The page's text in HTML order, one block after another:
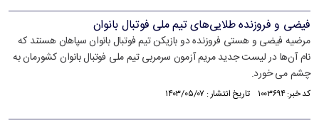
فیضی و فروزنده طلایی‌های تیم ملی فوتبال بانوان
مرضیه فیضی و هستی فروزنده دو بازیکن تیم فوتبال بانوان سپاهان هستند که
نام آن‌ها در لیست جدید مریم آزمون سرمربی تیم ملی فوتبال بانوان کشورمان به
چشم می خورد.
کد خبر: ۱۰۰۳۶۹۴ تاریخ انتشار : ۱۴۰۳/۰۵/۰۷